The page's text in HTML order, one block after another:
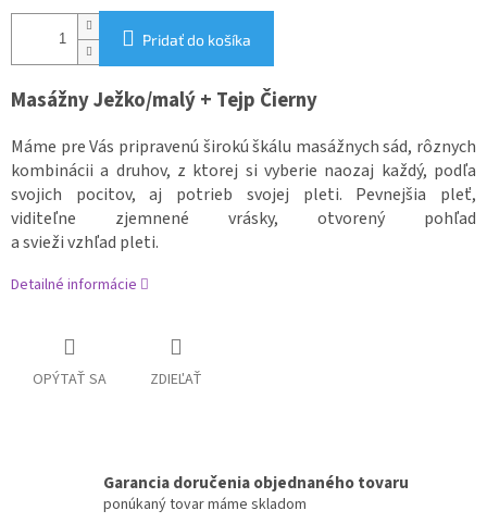
Pridať do košíka
Masážny Ježko/malý + Tejp Čierny
Máme pre Vás pripravenú širokú škálu masážnych sád, rôznych
kombinácii a druhov, z ktorej si vyberie naozaj každý, podľa
svojich pocitov, aj potrieb svojej pleti. Pevnejšia pleť,
viditeľne zjemnené vrásky, otvorený pohľad
a svieži vzhľad pleti.
Detailné informácie
OPÝTAŤ SA ZDIEĽAŤ
Garancia doručenia objednaného tovaru
ponúkaný tovar máme skladom